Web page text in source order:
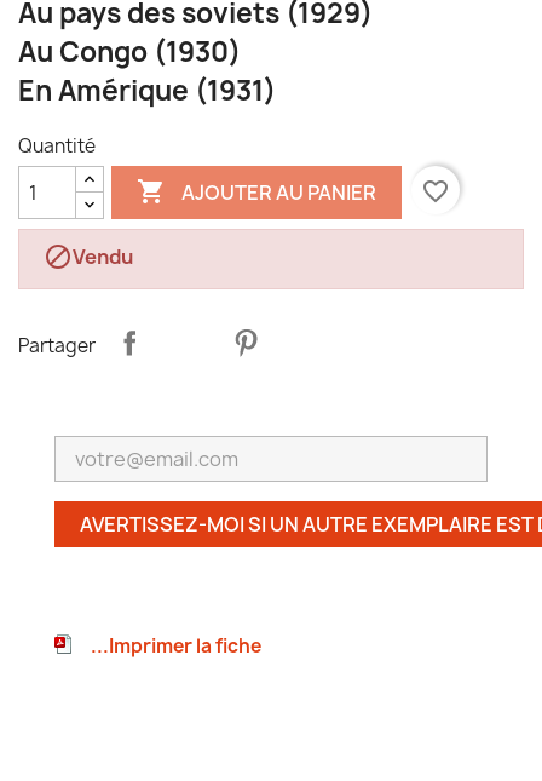
Au pays des soviets (1929)
Au Congo (1930)
En Amérique (1931)
Quantité
 AJOUTER AU PANIER favorite_border
Vendu
Partager
AVERTISSEZ-MOI SI UN AUTRE EXEMPLAIRE EST
...Imprimer la fiche